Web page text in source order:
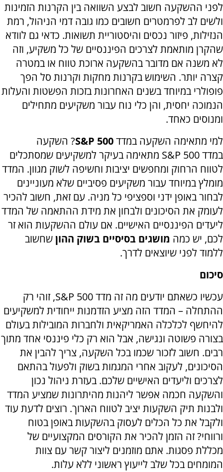
לפני ההשקעה חשוב לבצע השוואה בין הקרנות הזמינות
ולשים לב לפרמטרים חשובים כמו גובה דמי הניהול, רמת
הנזילות, פיזור נכסים והיסטוריית תשואות. כדאי גם לוודא
שהקרן מותאמת לצרכים הפיננסיים של כל משקיע, וזה
לא משנה אם מדובר בהשקעה ארוכת טווח או במטרה
קצרה יותר. השימוש בקרנות מחקות וקרנות סל הפך
פופולרי במיוחד בשנים האחרונות בזכות הפשטות והעלות
הנמוכה יחסית, והן כלי נוח עבור משקיעים מתחילים
ומנוסים כאחד.
למי מתאימה השקעה במדדS&P 500? השקעה
במדדS&P 500 מתאימה בעיקר למשקיעים שמסתכלים
לטווח הרחוק ומחפשים יציבות וחשיפה לשוק מגוון. המדד
מומלץ במיוחד עבור משקיעים פסיביים שלא מעוניינים
לבחור באופן ידני וספציפי כל מניה. עם זאת, חשוב להכיר
לעומק את הסיכונים ולבחון את מידת ההתאמה של המדד
ליעדים הפיננסיים האישיים. אם עולם ההשקעות הוא זר
לכם, יש כמה מושגים בסיסיים בשוק ההוןשחשוב
ללמוד לפני שיוצאים לדרך.
סיכום
עכשיו כשאתם יודעים מה זה מדדS&P 500, זוהי רק
ההתחלה – המדד הזה מציע הזדמנות ייחודית למשקיעים
להיחשף לכלכלה האמריקאית ולחברות המובילות בעולם
בצורה פשוטה ונגישה, אבל הוא רק כלי פיננסי אחד מתוך
רבים. חשוב לזכור שכמו בכל השקעה, צריך להבין את
הסיכונים, לעקוב אחרי המגמות בשוק ולפעול בהתאם
לצרכים וליעדים האישיים שלכם. בעזרת ניהול נכון
והשקעה חכמה אפשר ליהנות מהיתרונות שמציע המדד
ולבנות תיק השקעות יציב לטווח הארוך. רוצים לדעת עוד
ולקבל את כל הכלים לעסוק בהשקעות באופן בטוח
ורווחי? זה הזמן להכיר את הקורסים המקצועיים של
מכללת פסגות. אתם מוזמנים ליצור קשר עם צוות
המומחים בכל שלב לייעוץ ראשוני ללא עלות.